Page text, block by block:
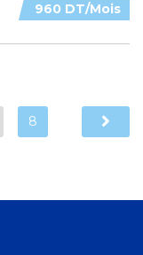
960 DT/Mois
8